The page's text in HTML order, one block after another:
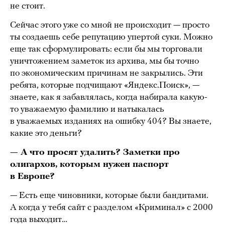
не стоит.
Сейчас этого уже со мной не происходит — просто
ты создаешь себе репутацию упертой суки. Можно
еще так сформулировать: если бы мы торговали
уничтожением заметок из архива, мы бы точно
по экономическим причинам не закрылись. Эти
ребята, которые подчищают «Яндекс.Поиск», —
знаете, как я забавлялась, когда набирала какую-
то уважаемую фамилию и натыкалась
в уважаемых изданиях на ошибку 404? Вы знаете,
какие это деньги?
— А что просят удалить? Заметки про
олигархов, которым нужен паспорт
в Европе?
— Есть еще чиновники, которые были бандитами.
А когда у тебя сайт с разделом «Криминал» с 2000
года выходит…